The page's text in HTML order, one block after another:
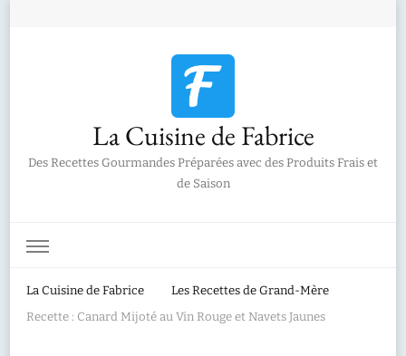
La Cuisine de Fabrice
Des Recettes Gourmandes Préparées avec des Produits Frais et
de Saison
La Cuisine de Fabrice
Les Recettes de Grand-Mère
Recette : Canard Mijoté au Vin Rouge et Navets Jaunes